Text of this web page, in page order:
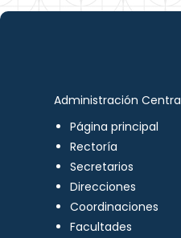
Administración
Página principal
Rectoría
Secretarios
Direcciones
Coordinaciones
Facultades